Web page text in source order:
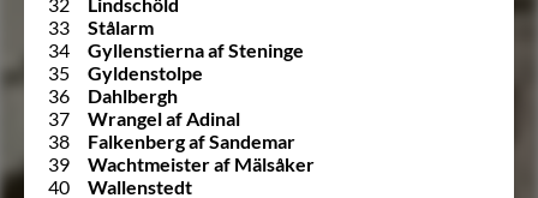
32
Lindschöld
33
Stålarm
34
Gyllenstierna af Steninge
35
Gyldenstolpe
36
Dahlbergh
37
Wrangel af Adinal
38
Falkenberg af Sandemar
39
Wachtmeister af Mälsåker
40
Wallenstedt